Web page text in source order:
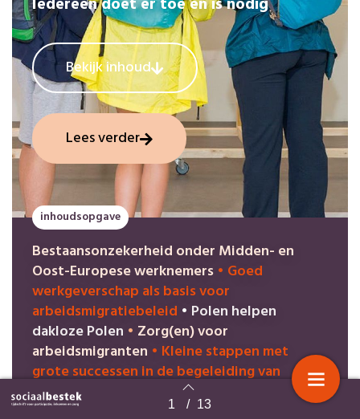
Terug naar overzicht 1 / 13
Bekijk inhoud
Lees verder
inhoudsopgave
Bestaansonzekerheid onder Midden- en
Oost-Europese werknemers • Goed
werkgeverschap als basis voor
arbeidsmigratiebeleid • Polen helpen
dakloze Polen • Zorg(en) voor
arbeidsmigranten • Kleine stappen met
grote successen in de begeleiding van
mensen naar de arbeidsmarkt
Beschut werk
bij reguliere werkgevers •Een goede